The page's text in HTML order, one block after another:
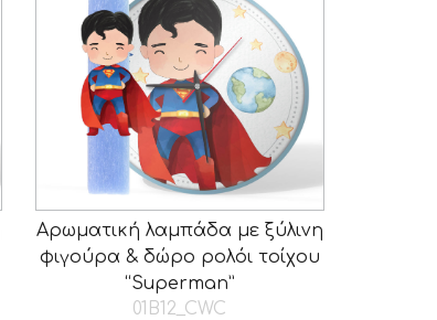
Αρωματική λαμπάδα με ξύλινη
φιγούρα & δώρο ρολόι τοίχου
“Superman”
01B12_CWC